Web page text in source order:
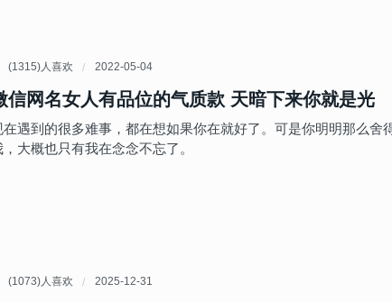
(1315)人喜欢 2022-05-04
信网名女人有品位的气质款 天暗下来你就是光
在遇到的很多难事，都在想如果你在就好了。可是你明明那么舍
，大概也只有我在念念不忘了。
(1073)人喜欢 2025-12-31